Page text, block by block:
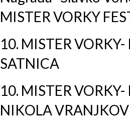
MISTER VORKY
10. MISTER
SATNICA
10. MISTER
NIKOLA